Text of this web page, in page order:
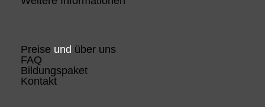
Preise und über uns
FAQ
Bildungspaket
Kontakt